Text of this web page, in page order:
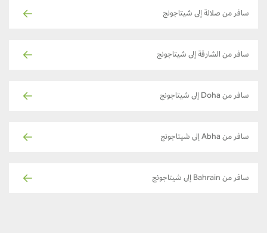
سافر من صلالة إلى شيتاجونج
سافر من الشارقة إلى شيتاجونج
سافر من Doha إلى شيتاجونج
سافر من Abha إلى شيتاجونج
سافر من Bahrain إلى شيتاجونج